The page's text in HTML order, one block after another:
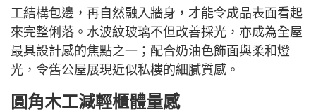
工結構包邊，再自然融入牆身，才能令成品表面看起
來完整俐落。水波紋玻璃不但改善採光，亦成為全屋
最具設計感的焦點之一；配合奶油色飾面與柔和燈
光，令舊公屋展現近似私樓的細膩質感。
圓角木工減輕櫃體量感